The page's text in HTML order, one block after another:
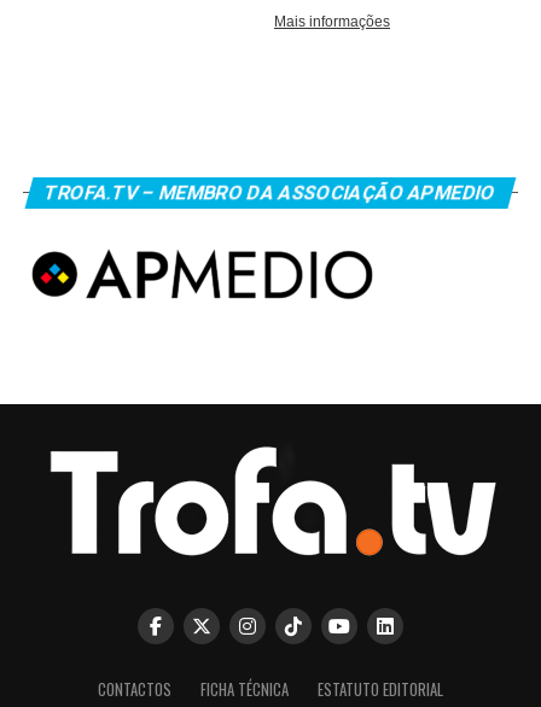
TROFA.TV – MEMBRO DA ASSOCIAÇÃO APMEDIO
CONTACTOS FICHA TÉCNICA ESTATUTO EDITORIAL